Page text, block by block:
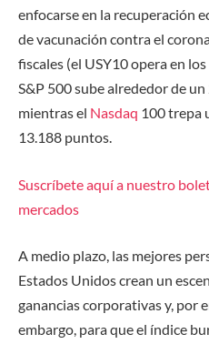
enfocarse en la recuperación
de vacunación contra el
fiscales (el USY10 opera en
S&P 500 sube alrededor de
mientras el Nasdaq 100 trepa
13.188 puntos.
Suscríbete aquí a nuestro
mercados
A medio plazo, las mejores
Estados Unidos crean un
ganancias corporativas y, por
embargo, para que el índice